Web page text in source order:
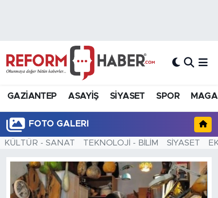
GAZİANTEP ASAYİŞ SİYASET SPOR
FOTO GALERI
KÜLTÜR - SANAT TEKNOLOJİ - BİLİM SİYASET
Hava Durumu
Süper Lig Puan Durumu ve Fikstür
Tüm Manşetler
Son Dakika Haberleri
Haber Arşivi